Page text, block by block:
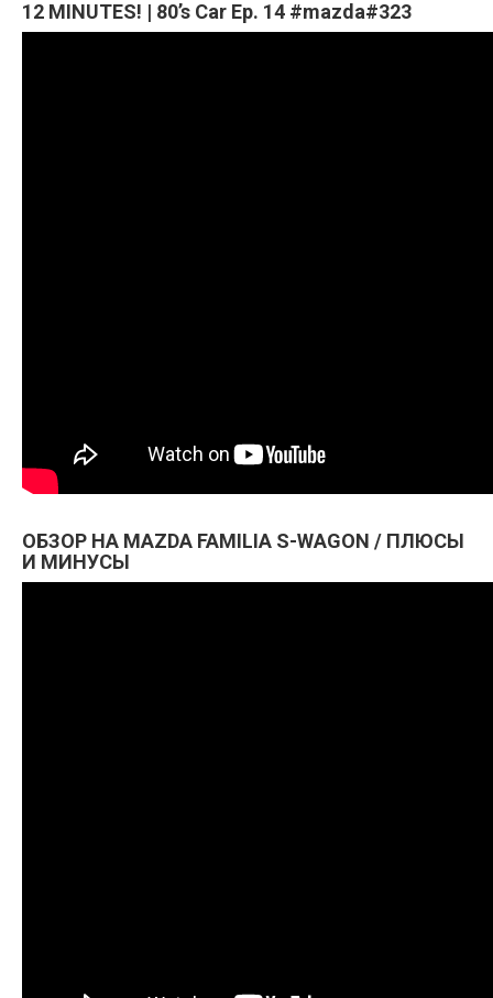
12 MINUTES! | 80’s Car Ep. 14 #mazda#323
ОБЗОР НА MAZDA FAMILIA S-WAGON / ПЛЮСЫ
И МИНУСЫ